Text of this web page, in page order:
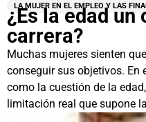
LA MUJER EN EL EMPLEO Y LAS
¿Es la edad
carrera?
Muchas mujeres sienten
conseguir sus objetivos. En
como la cuestión de la
limitación real que supone